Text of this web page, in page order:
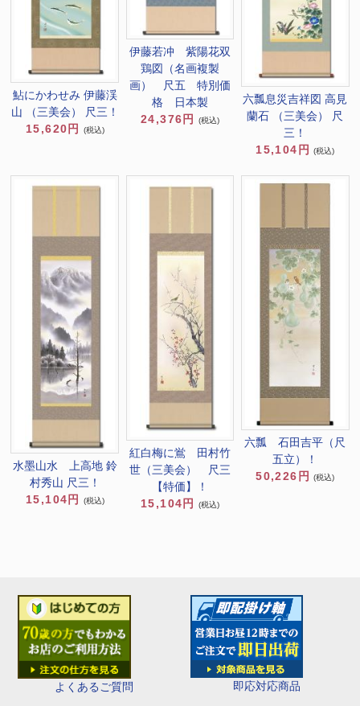
よくあるご質問 即応対応商品
鮎にかわせみ 伊藤渓
山 （三美会） 尺三！
15,620円
(税込)
伊藤若冲 紫陽花双
鶏図（名画複製
画） 尺五 特別価
格 日本製
24,376円
(税込)
六瓢息災吉祥図 高見
蘭石 （三美会） 尺
三！
15,104円
(税込)
水墨山水 上高地 鈴
村秀山 尺三！
15,104円
(税込)
紅白梅に鴬 田村竹
世（三美会） 尺三
【特価】！
15,104円
(税込)
六瓢 石田吉平（尺
五立）！
50,226円
(税込)